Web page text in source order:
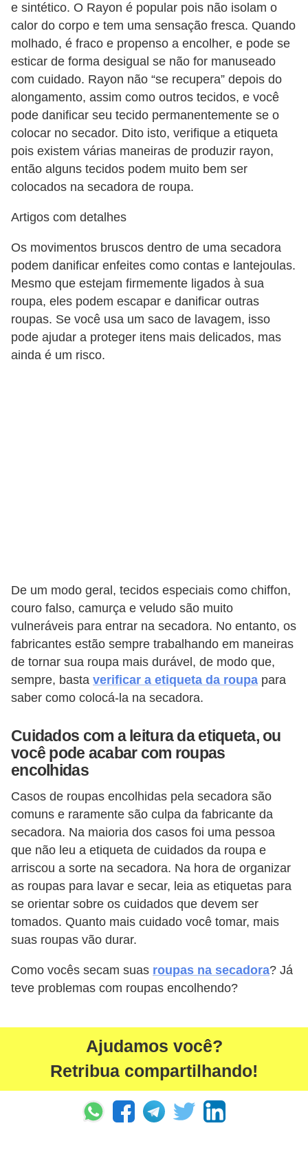
e sintético. O Rayon é popular pois não isolam o
calor do corpo e tem uma sensação fresca. Quando
molhado, é fraco e propenso a encolher, e pode se
esticar de forma desigual se não for manuseado
com cuidado. Rayon não “se recupera” depois do
alongamento, assim como outros tecidos, e você
pode danificar seu tecido permanentemente se o
colocar no secador. Dito isto, verifique a etiqueta
pois existem várias maneiras de produzir rayon,
então alguns tecidos podem muito bem ser
colocados ​​na secadora de roupa.
Artigos com detalhes
Os movimentos bruscos dentro de uma secadora
podem danificar enfeites como contas e lantejoulas.
Mesmo que estejam firmemente ligados à sua
roupa, eles podem escapar e danificar outras
roupas. Se você usa um saco de lavagem, isso
pode ajudar a proteger itens mais delicados, mas
ainda é um risco.
De um modo geral, tecidos especiais como chiffon,
couro falso, camurça e veludo são muito
vulneráveis ​​para entrar na secadora. No entanto, os
fabricantes estão sempre trabalhando em maneiras
de tornar sua roupa mais durável, de modo que,
sempre, basta verificar a etiqueta da roupa para
saber como colocá-la na secadora.
Cuidados com a leitura da etiqueta, ou
você pode acabar com roupas
encolhidas
Casos de roupas encolhidas pela secadora são
comuns e raramente são culpa da fabricante da
secadora. Na maioria dos casos foi uma pessoa
que não leu a etiqueta de cuidados da roupa e
arriscou a sorte na secadora. Na hora de organizar
as roupas para lavar e secar, leia as etiquetas para
se orientar sobre os cuidados que devem ser
tomados. Quanto mais cuidado você tomar, mais
suas roupas vão durar.
Como vocês secam suas roupas na secadora? Já
teve problemas com roupas encolhendo?
Ajudamos você?
Retribua compartilhando!